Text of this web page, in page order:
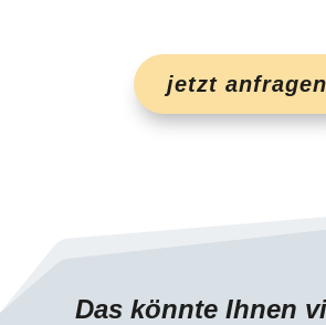
jetzt anfragen
Das könnte Ihnen